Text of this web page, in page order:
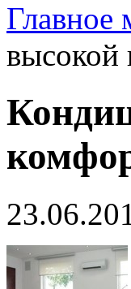
Главное
высокой